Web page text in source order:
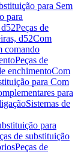
para Sem
para
Peças de
d52Com
comando
Peças de
enchimentoCom
para Com
para
Sistemas de
para
de substituição
Peças de